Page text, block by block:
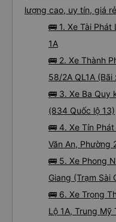
lượng cao, uy tín, giá
🚌 1. Xe Tài
1A
🚌 2. Xe Thành
58/2A QL1A (Bãi
🚌 3. Xe Ba Quy
(834 Quốc lộ 13)
🚌 4. Xe Tín
Văn An, Phường
🚌 5. Xe Phong
Giang (Trạm Sài
🚌 6. Xe Trọng
Lộ 1A, Trung Mỹ